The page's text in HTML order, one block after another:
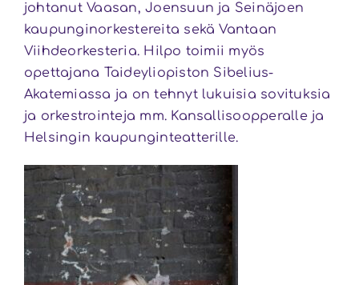
johtanut Vaasan, Joensuun ja Seinäjoen
kaupunginorkestereita sekä Vantaan
Viihdeorkesteria. Hilpo toimii myös
opettajana Taideyliopiston Sibelius-
Akatemiassa ja on tehnyt lukuisia sovituksia
ja orkestrointeja mm. Kansallisoopperalle ja
Helsingin kaupunginteatterille.